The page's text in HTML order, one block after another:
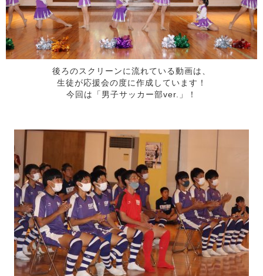
後ろのスクリーンに流れている動画は、
生徒が応援会の度に作成しています！
今回は「男子サッカー部ver.」！